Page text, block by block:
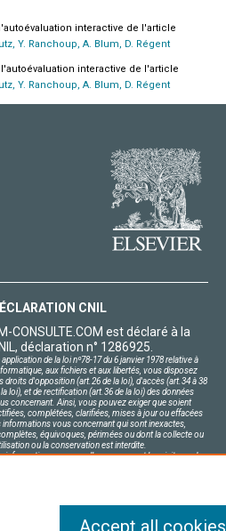
l'autoévaluation interactive de l'article
Y. Ranchoup, A. Blum, D. Régent
l'autoévaluation interactive de l'article
Y. Ranchoup, A. Blum, D. Régent
CNIL
CONSULTE.COM est déclaré à la
déclaration n° 1286925.
application de la loi nº78-17 du 6 janvier 1978 relative à
aux fichiers et aux libertés, vous disposez
droits d'opposition (art.26 de la loi), d'accès (art.34 à 38
la loi), et de rectification (art.36 de la loi) des données
concernant. Ainsi, vous pouvez exiger que soient
complétées, clarifiées, mises à jour ou effacées
informations vous concernant qui sont inexactes,
équivoques, périmées ou dont la collecte ou
ou la conservation est interdite.
informations personnelles concernant les visiteurs de
Accept all cookies